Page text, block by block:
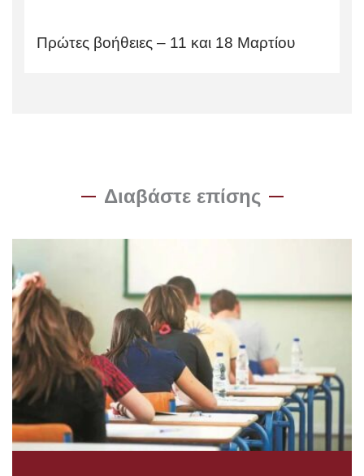
Πρώτες βοήθειες – 11 και 18 Μαρτίου
Διαβάστε επίσης